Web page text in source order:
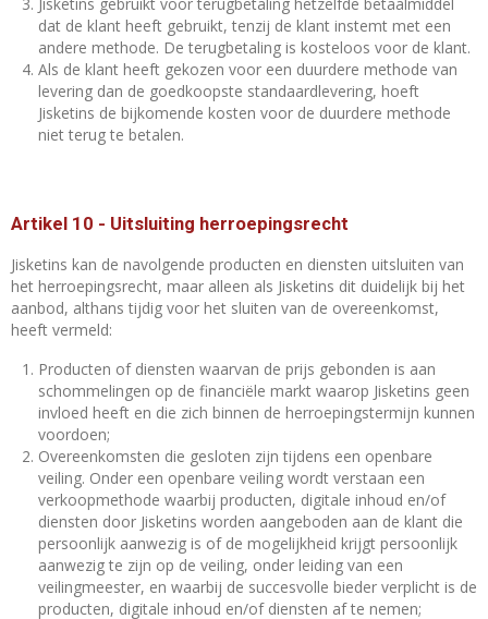
Jisketins gebruikt voor terugbetaling hetzelfde betaalmiddel
dat de klant heeft gebruikt, tenzij de klant instemt met een
andere methode. De terugbetaling is kosteloos voor de klant.
Als de klant heeft gekozen voor een duurdere methode van
levering dan de goedkoopste standaardlevering, hoeft
Jisketins de bijkomende kosten voor de duurdere methode
niet terug te betalen.
Artikel 10 - Uitsluiting herroepingsrecht
Jisketins kan de navolgende producten en diensten uitsluiten van
het herroepingsrecht, maar alleen als Jisketins dit duidelijk bij het
aanbod, althans tijdig voor het sluiten van de overeenkomst,
heeft vermeld:
Producten of diensten waarvan de prijs gebonden is aan
schommelingen op de financiële markt waarop Jisketins geen
invloed heeft en die zich binnen de herroepingstermijn kunnen
voordoen;
Overeenkomsten die gesloten zijn tijdens een openbare
veiling. Onder een openbare veiling wordt verstaan een
verkoopmethode waarbij producten, digitale inhoud en/of
diensten door Jisketins worden aangeboden aan de klant die
persoonlijk aanwezig is of de mogelijkheid krijgt persoonlijk
aanwezig te zijn op de veiling, onder leiding van een
veilingmeester, en waarbij de succesvolle bieder verplicht is de
producten, digitale inhoud en/of diensten af te nemen;